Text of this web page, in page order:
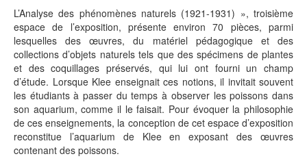
L’Analyse des phénomènes naturels (1921-1931) », troisième
espace de l’exposition, présente environ 70 pièces, parmi
lesquelles des œuvres, du matériel pédagogique et des
collections d’objets naturels tels que des spécimens de plantes
et des coquillages préservés, qui lui ont fourni un champ
d’étude. Lorsque Klee enseignait ces notions, il invitait souvent
les étudiants à passer du temps à observer les poissons dans
son aquarium, comme il le faisait. Pour évoquer la philosophie
de ces enseignements, la conception de cet espace d’exposition
reconstitue l’aquarium de Klee en exposant des œuvres
contenant des poissons.